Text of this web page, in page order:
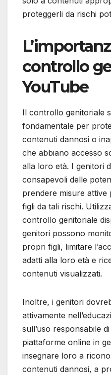
proteggerli da rischi
controllo
YouTube
Il controllo genitoriale
fondamentale per
contenuti dannosi o
che abbiano accesso
alla loro età. I genitori
consapevoli delle
prendere misure
figli da tali rischi.
controllo genitoriale
genitori possono
propri figli, limitare
adatti alla loro età e
contenuti visualizzati.
Inoltre, i genitori
attivamente
sull’uso responsabile
piattaforme online in
insegnare loro a
contenuti dannosi, a